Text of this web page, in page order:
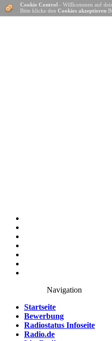
Navigation
Startseite
Bewerbung
Radiostatus Infoseite
Radio.de
Cookie Control - Willkommen auf
Bitte klicke den Cookies akzeptieren